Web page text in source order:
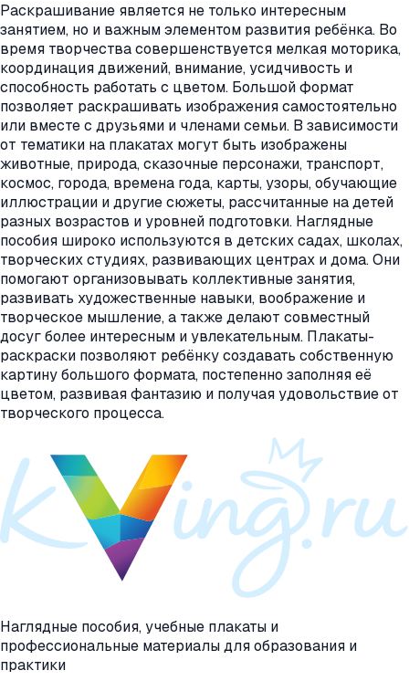
Раскрашивание является не только интересным
занятием, но и важным элементом развития ребёнка. Во
время творчества совершенствуется мелкая моторика,
координация движений, внимание, усидчивость и
способность работать с цветом. Большой формат
позволяет раскрашивать изображения самостоятельно
или вместе с друзьями и членами семьи. В зависимости
от тематики на плакатах могут быть изображены
животные, природа, сказочные персонажи, транспорт,
космос, города, времена года, карты, узоры, обучающие
иллюстрации и другие сюжеты, рассчитанные на детей
разных возрастов и уровней подготовки. Наглядные
пособия широко используются в детских садах, школах,
творческих студиях, развивающих центрах и дома. Они
помогают организовывать коллективные занятия,
развивать художественные навыки, воображение и
творческое мышление, а также делают совместный
досуг более интересным и увлекательным. Плакаты-
раскраски позволяют ребёнку создавать собственную
картину большого формата, постепенно заполняя её
цветом, развивая фантазию и получая удовольствие от
творческого процесса.
Наглядные пособия, учебные плакаты и
профессиональные материалы для образования и
практики